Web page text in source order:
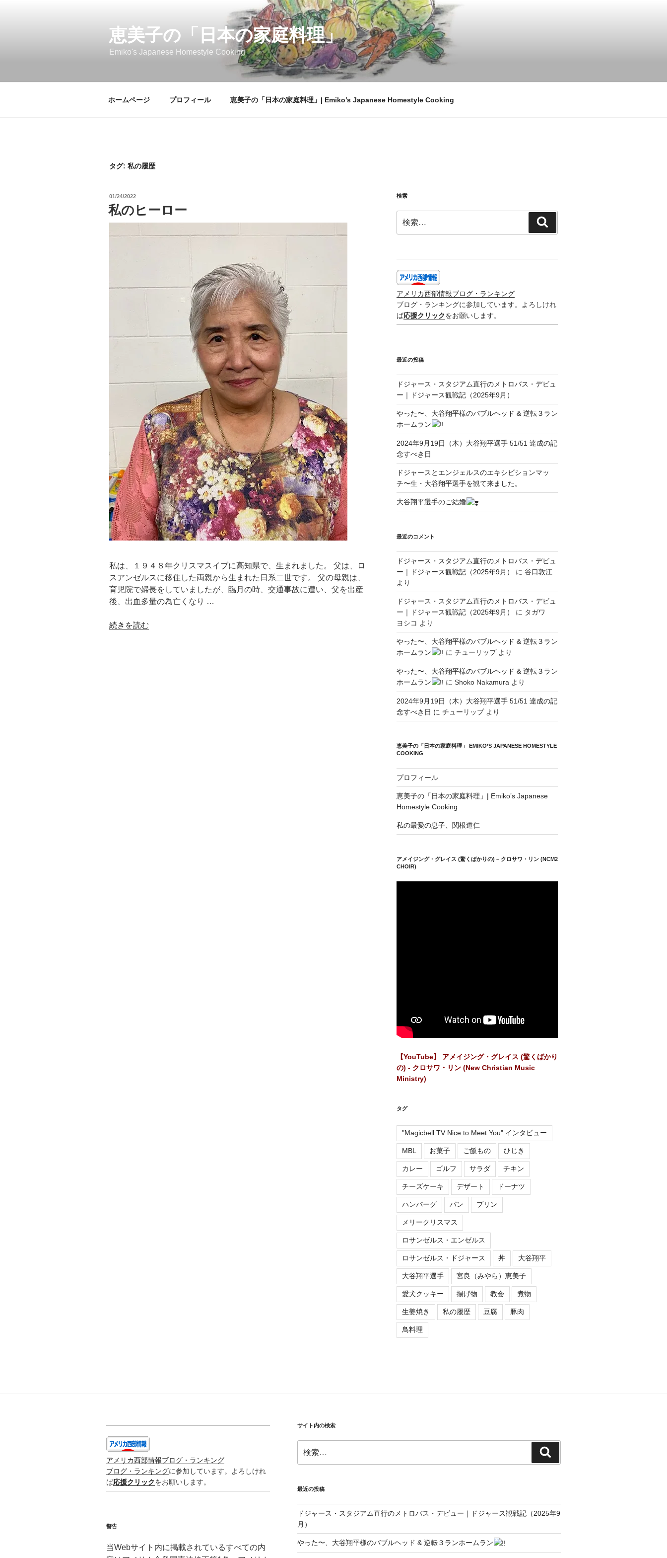
恵美子の「日本の家庭料理」
Emiko's Japanese Homestyle Cooking
ホームページ プロフィール 恵美子の「日本の家庭料理」| Emiko’s Japanese Homestyle Cooking
タグ: 私の履歴
投
稿
日:
01/24/2022
私のヒーロー
私は、１９４８年クリスマスイブに高知県で、生まれました。 父は、ロ
スアンゼルスに移住した両親から生まれた日系二世です。 父の母親は、
育児院で婦長をしていましたが、臨月の時、交通事故に遭い、父を出産
後、出血多量の為亡くなり …
“私
続きを読む
検索
索:
索
アメリカ西部情報ブログ・ランキング
ブログ・ランキングに参加しています。よろしけれ
ば応援クリックをお願いします。
最近の投稿
ドジャース・スタジアム直行のメトロバス・デビュ
ー｜ドジャース観戦記（2025年9月）
やった〜、大谷翔平様のバブルヘッド & 逆転３ラン
ホームラン
2024年9月19日（木）大谷翔平選手 51/51 達成の記
念すべき日
ドジャースとエンジェルスのエキシビションマッ
チ〜生・大谷翔平選手を観て来ました。
大谷翔平選手のご結婚
最近のコメント
ドジャース・スタジアム直行のメトロバス・デビュ
ー｜ドジャース観戦記（2025年9月）
に 谷口敦江
より
ドジャース・スタジアム直行のメトロバス・デビュ
ー｜ドジャース観戦記（2025年9月）
に タガワ
ヨシコ より
やった〜、大谷翔平様のバブルヘッド & 逆転３ラン
ホームラン
に チューリップより
やった〜、大谷翔平様のバブルヘッド & 逆転３ラン
ホームラン
に Shoko Nakamura より
2024年9月19日（木）大谷翔平選手 51/51 達成の記
念すべき日 に チューリップより
恵美子の「日本の家庭料理」 EMIKO’S JAPANESE HOMESTYLE
COOKING
プロフィール
恵美子の「日本の家庭料理」| Emiko’s Japanese
Homestyle Cooking
私の最愛の息子、関根道仁
アメイジング・グレイス (驚くばかりの) – クロサワ・リン (NCM2
CHOIR)
【YouTube】 アメイジング・グレイス (驚くばかり
の) - クロサワ・リン (New Christian Music
Ministry)
タグ
"Magicbell TV Nice to Meet You" インタビュー
MBL お菓子 ご飯もの ひじき
カレー ゴルフ サラダ チキン
チーズケーキ デザート ドーナツ
ハンバーグ パン プリン
メリークリスマス
ロサンゼルス・エンゼルス
ロサンゼルス・ドジャース 丼 大谷翔平
大谷翔平選手 宮良（みやら）恵美子
愛犬クッキー 揚げ物 教会 煮物
生姜焼き 私の履歴 豆腐 豚肉
鳥料理
アメリカ西部情報ブログ・ランキング
ブログ・ランキングに参加しています。よろしけれ
ば応援クリックをお願いします。
警告
当Webサイト内に掲載されているすべての内
サイト内の検索
索:
索
最近の投稿
ドジャース・スタジアム直行のメトロバス・デビュー｜ドジャース観戦記（2025年9
月）
やった〜、大谷翔平様のバブルヘッド & 逆転３ランホームラン